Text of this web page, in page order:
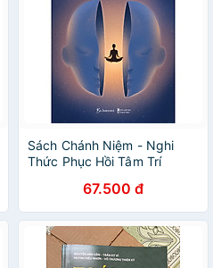
Sách Chánh Niệm - Nghi
Thức Phục Hồi Tâm Trí
67.500 đ